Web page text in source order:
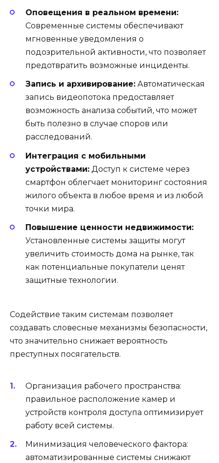
Оповещения в реальном времени:
Современные системы обеспечивают
мгновенные уведомления о
подозрительной активности, что позволяет
предотвратить возможные инциденты.
Запись и архивирование: Автоматическая
запись видеопотока предоставляет
возможность анализа событий, что может
быть полезно в случае споров или
расследований.
Интеграция с мобильными
устройствами: Доступ к системе через
смартфон облегчает мониторинг состояния
жилого объекта в любое время и из любой
точки мира.
Повышение ценности недвижимости:
Установленные системы защиты могут
увеличить стоимость дома на рынке, так
как потенциальные покупатели ценят
защитные технологии.
Содействие таким системам позволяет
создавать словесные механизмы безопасности,
что значительно снижает вероятность
преступных посягательств.
Организация рабочего пространства:
правильное расположение камер и
устройств контроля доступа оптимизирует
работу всей системы.
Минимизация человеческого фактора:
автоматизированные системы снижают